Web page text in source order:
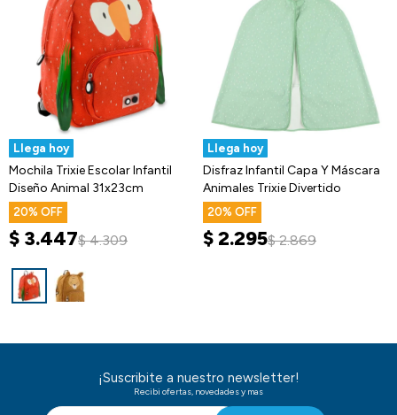
Llega hoy
Mochila Trixie Escolar Infantil
Diseño Animal 31x23cm
20
$ 3.447$ 4.309
Llega hoy
Disfraz Infantil Capa Y Máscara
Animales Trixie Divertido
20
$2.295$ 2.869
¡Suscribite a nuestro newsletter!
Recibi ofertas, novedades y mas